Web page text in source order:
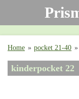
de
Home » pocket 21-40 »
kinderpocket 22